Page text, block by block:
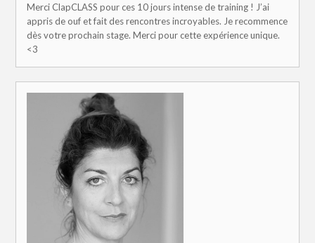
Merci ClapCLASS pour ces 10 jours intense de training ! J’ai
appris de ouf et fait des rencontres incroyables. Je recommence
dès votre prochain stage. Merci pour cette expérience unique.
<3